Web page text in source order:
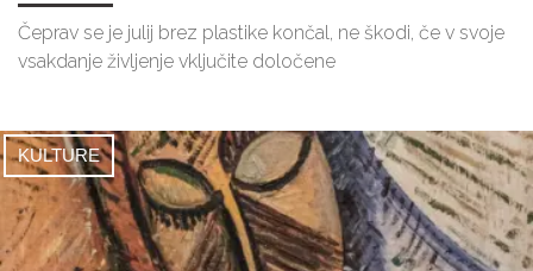
Čeprav se je julij brez plastike končal, ne škodi, če v svoje
vsakdanje življenje vključite določene
KULTURE